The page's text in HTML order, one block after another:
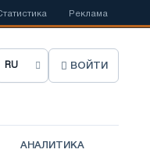
Соединенном Королевстве
Реклама
ВОЙТИ
АНАЛИТИКА